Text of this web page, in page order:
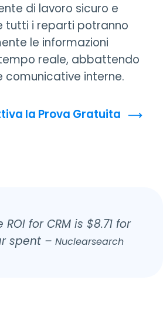
di lavoro sicuro e
tutti i reparti potranno
le informazioni
reale, abbattendo
comunicative interne.
la Prova Gratuita
for CRM is $8.71 for
spent – Nuclearsearch